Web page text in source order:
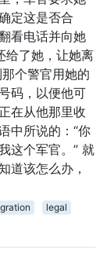
定这是否合
看电话并向她
给了她，让她离
个警官用她的
码，以便他可
在从他那里收
中所说的：“你
这个军官。” 就
道该怎么办，
legal